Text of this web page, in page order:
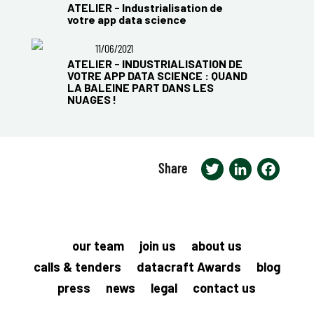
ATELIER - Industrialisation de
votre app data science
11/06/2021
ATELIER - INDUSTRIALISATION DE
VOTRE APP DATA SCIENCE : QUAND
LA BALEINE PART DANS LES
NUAGES !
Share TwitterLinkedIn
our team join us
about us
calls & tenders
datacraft Awards
blog
press
news legal contact us